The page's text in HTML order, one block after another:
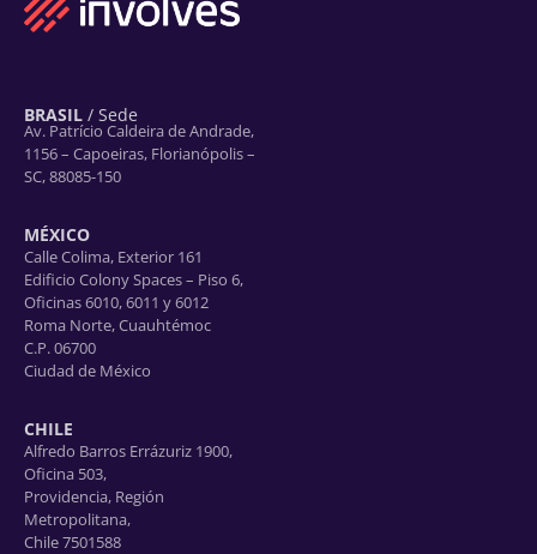
BRASIL / Sede
Av. Patrício Caldeira de Andrade,
1156 – Capoeiras, Florianópolis –
SC, 88085-150
MÉXICO
Calle Colima, Exterior 161
Edificio Colony Spaces – Piso 6,
Oficinas 6010, 6011 y 6012
Roma Norte, Cuauhtémoc
C.P. 06700
Ciudad de México
CHILE
Alfredo Barros Errázuriz 1900,
Oficina 503,
Providencia, Región
Metropolitana,
Chile 7501588